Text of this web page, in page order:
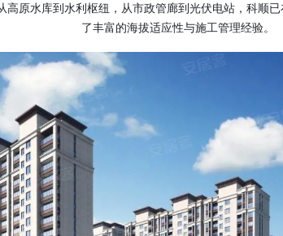
高原水库到水利枢纽，从市政管廊到光伏电站，科顺
了丰富的海拔适应性与施工管理经验。